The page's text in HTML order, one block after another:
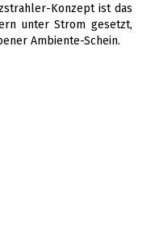
Konzept ist das
unter Strom gesetzt,
Ambiente-Schein.